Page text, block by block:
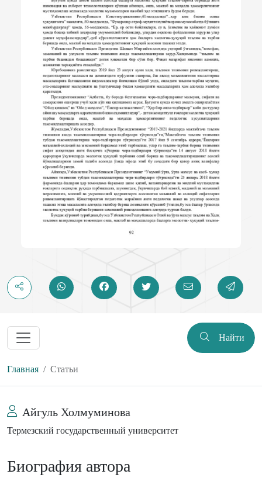
Найти
Главная Статьи
Айгуль Холмуминова
Термезский государственный университет
Биография автора